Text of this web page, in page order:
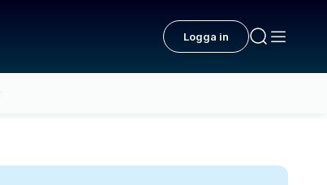
Logga in